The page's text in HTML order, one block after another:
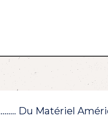
Du Matériel